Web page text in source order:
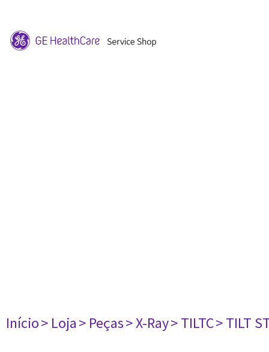
Início> Loja> Peças> X-Ray> TILTC> TILT